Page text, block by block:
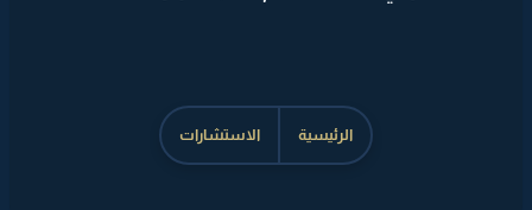
الرئيسية الاستشارات